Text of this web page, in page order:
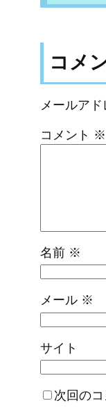
コメ
メールア
コメント ※
名前 ※
メール ※
サイト
次回の